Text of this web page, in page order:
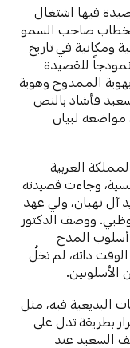
فيها اشتغال
بخطاب صاحب السمو
ومكانية في تاريخ
للقصيدة
الممدوح وهوية
فأشاد بالنص
مواضعه لبيان
العربية
وجاءت قصيدته
آل نهيان، ولي عهد
ووصف الدكتور
المدح
ذاته، لم تخلُ
الأسلوبين.
البديعية فيه، مثل
بطريقة تدل على
السعيد عند